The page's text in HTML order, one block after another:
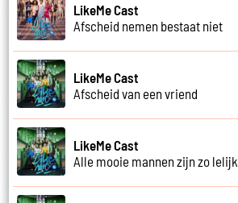
LikeMe Cast
Afscheid nemen bestaat niet
LikeMe Cast
Afscheid van een vriend
LikeMe Cast
Alle mooie mannen zijn zo lelijk